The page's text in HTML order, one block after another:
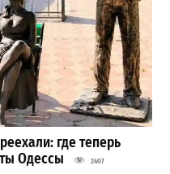
где теперь
Одессы
2407